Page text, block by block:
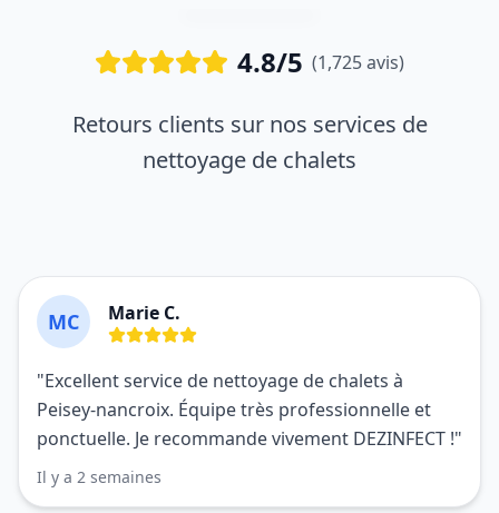
4.8/5 (1,725 avis)
Retours clients sur nos services de
nettoyage de chalets
MC Marie C.
"Excellent service de nettoyage de chalets à
Peisey-nancroix. Équipe très professionnelle et
ponctuelle. Je recommande vivement DEZINFECT !"
Il y a 2 semaines